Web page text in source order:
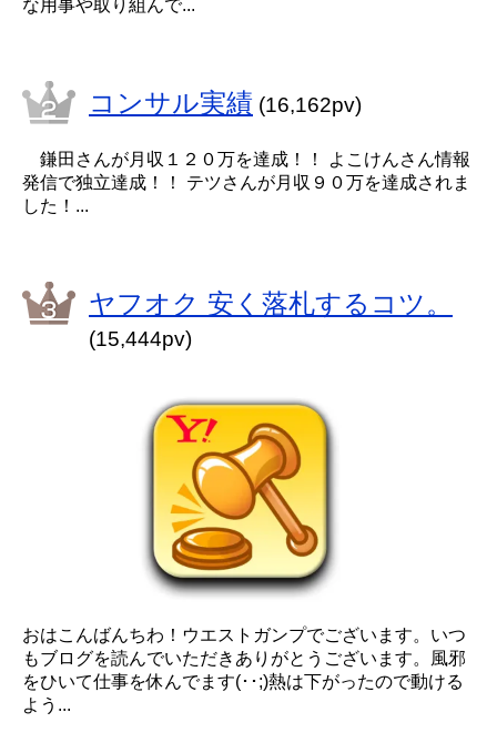
な用事や取り組んで...
コンサル実績 (16,162pv)
鎌田さんが月収１２０万を達成！！ よこけんさん情報
発信で独立達成！！ テツさんが月収９０万を達成されま
した！...
ヤフオク 安く落札するコツ。
(15,444pv)
おはこんばんちわ！ウエストガンプでございます。いつ
もブログを読んでいただきありがとうございます。風邪
をひいて仕事を休んでます(･･;)熱は下がったので動ける
よう...